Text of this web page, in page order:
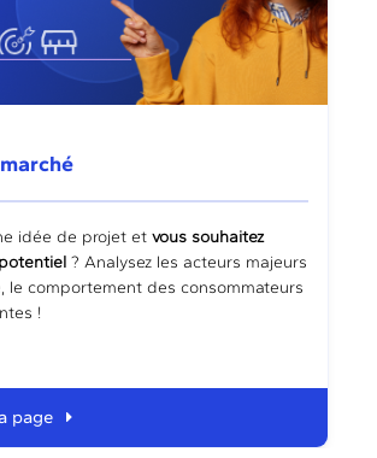
idée de projet etvous souhaitez
? Analysez les acteurs majeurs
le comportement des consommateurs
!
page